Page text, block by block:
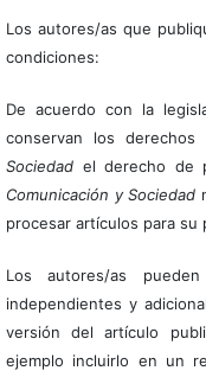
Los autores/as que
condiciones:
De acuerdo con la
conservan los
Sociedadel derecho de
Comunicación y Sociedad
procesar artículos para su
Los autores/as
independientes y
versión del artículo
ejemplo incluirlo en un